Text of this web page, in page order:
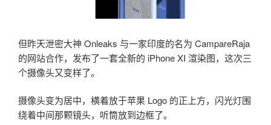
但昨天泄密大神 Onleaks 与一家印度的名为 CampareRaja
的网站合作，发布了一套全新的 iPhone XI 渲染图，这次三
个摄像头又变样了。
摄像头变为居中，横着放于苹果 Logo 的正上方，闪光灯围
绕着中间那颗镜头，听筒放到边框了。